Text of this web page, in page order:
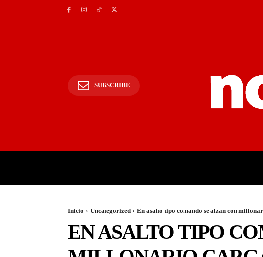
SUBSCRIBE
Inicio Uncategorized En asalto tipo comando se alzan con
EN ASALTO TIPO